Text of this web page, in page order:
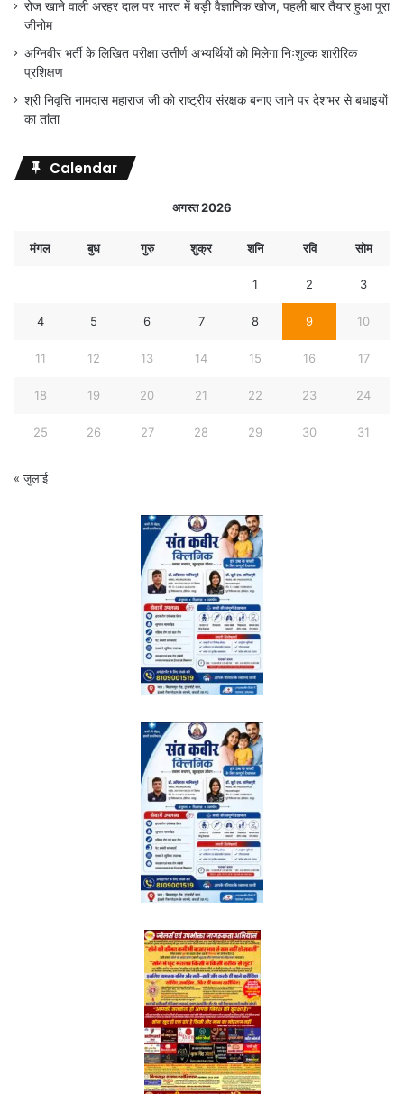
रोज खाने वाली अरहर दाल पर भारत में बड़ी वैज्ञानिक खोज, पहली बार तैयार हुआ पूरा
जीनोम
अग्निवीर भर्ती के लिखित परीक्षा उत्तीर्ण अभ्यर्थियों को मिलेगा निःशुल्क शारीरिक
प्रशिक्षण
श्री निवृत्ति नामदास महाराज जी को राष्ट्रीय संरक्षक बनाए जाने पर देशभर से बधाइयों
का तांता
Calendar
अगस्त 2026
मंगल बुध गुरु शुक्र शनि रवि सोम
1 2 3
4 5 6 7 8 9 10
11 12 13 14 15 16 17
18 19 20 21 22 23 24
25 26 27 28 29 30 31
« जुलाई